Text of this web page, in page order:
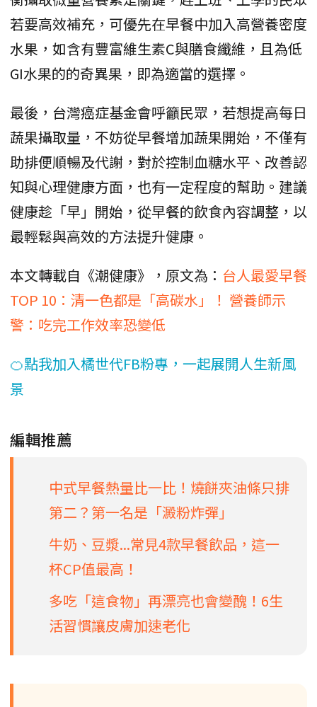
若要高效補充，可優先在早餐中加入高營養密度
水果，如含有豐富維生素C與膳食纖維，且為低
GI水果的的奇異果，即為適當的選擇。
最後，台灣癌症基金會呼籲民眾，若想提高每日
蔬果攝取量，不妨從早餐增加蔬果開始，不僅有
助排便順暢及代謝，對於控制血糖水平、改善認
知與心理健康方面，也有一定程度的幫助。建議
健康趁「早」開始，從早餐的飲食內容調整，以
最輕鬆與高效的方法提升健康。
本文轉載自《潮健康》，原文為： 台人最愛早餐
TOP 10：清一色都是「高碳水」！ 營養師示
警：吃完工作效率恐變低
🍊點我加入橘世代FB粉專，一起展開人生新風
景
編輯推薦
中式早餐熱量比一比！燒餅夾油條只排
第二？第一名是「澱粉炸彈」
牛奶、豆漿...常見4款早餐飲品，這一
杯CP值最高！
多吃「這食物」再漂亮也會變醜！6生
活習慣讓皮膚加速老化